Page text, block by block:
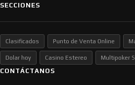
SECCIONES
Clasificados Punto de Venta Online
Dolar hoy Casino Estereo Multipoker
CONTÁCTANOS